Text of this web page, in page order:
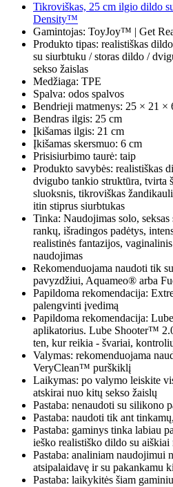
Tikroviškas, 25 cm ilgio dildo
Density™
Gamintojas: ToyJoy™ | Get
Produkto tipas: realistiškas
su siurbtuku / storas dildo /
sekso žaislas
Medžiaga: TPE
Spalva: odos spalvos
Bendrieji matmenys: 25 × 21 ×
Bendras ilgis: 25 cm
Įkišamas ilgis: 21 cm
Įkišamas skersmuo: 6 cm
Prisisiurbimo taurė: taip
Produkto savybės: realistiškas
dvigubo tankio struktūra, tvirta
sluoksnis, tikroviškas
itin stiprus siurbtukas
Tinka: Naudojimas solo,
rankų, išradingos padėtys,
realistinės fantazijos,
naudojimas
Rekomenduojama naudoti tik
pavyzdžiui, Aquameo® arba
Papildoma rekomendacija:
palengvinti įvedimą
Papildoma rekomendacija:
aplikatorius. Lube Shooter™
ten, kur reikia - švariai,
Valymas: rekomenduojama
VeryClean™ purškiklį
Laikymas: po valymo leiskite
atskirai nuo kitų sekso žaislų
Pastaba: nenaudoti su silikono
Pastaba: naudoti tik ant
Pastaba: gaminys tinka labiau
ieško realistiško dildo su
Pastaba: analiniam naudojimui
atsipalaidavę ir su pakankamu
Pastaba: laikykitės šiam